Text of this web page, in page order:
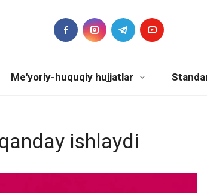
Me'yoriy-huquqiy hujjatlar
ishlaydi